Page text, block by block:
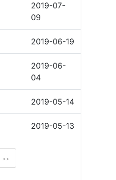
2019-07-
09
2019-06-19
2019-06-
04
2019-05-14
2019-05-13
>>